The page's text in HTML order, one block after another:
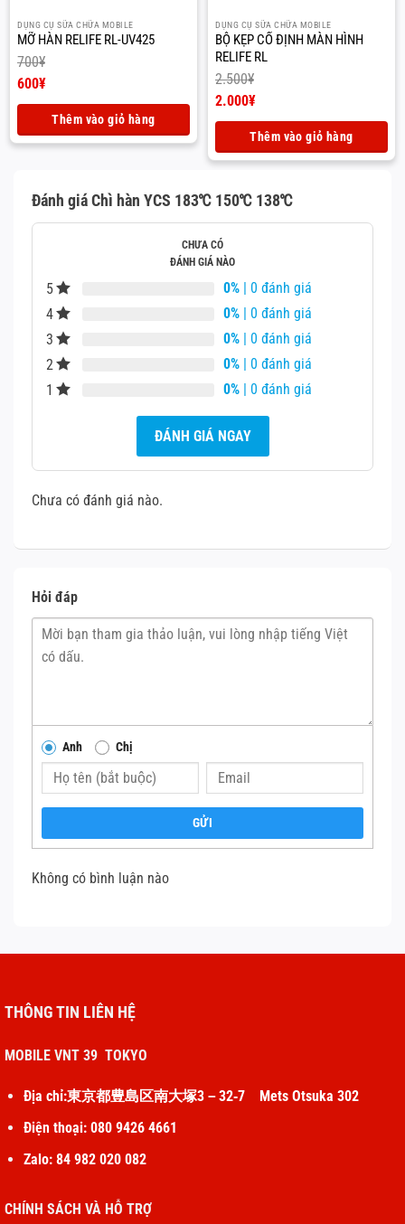
DỤNG CỤ SỮA CHỮA MOBILE
MỠ HÀN RELIFE RL-UV425
700¥
Giá
700¥.
600¥
tại
là:
Thêm vào giỏ hàng
DỤNG CỤ SỮA CHỮA MOBILE
BỘ KẸP CỐ ĐỊNH MÀN HÌNH
RELIFE RL
2.500¥
Giá
2.500¥.
2.000¥
tại
là:
Thêm vào giỏ hàng
Đánh giá Chì hàn YCS 183℃ 150℃ 138℃
CHƯA CÓ
ĐÁNH GIÁ NÀO
5 0% | 0 đánh giá
4
0% | 0 đánh giá
3
0% | 0 đánh giá
2
0% | 0 đánh giá
1
0% | 0 đánh giá
ĐÁNH GIÁ NGAY
Chưa có đánh giá nào.
Hỏi đáp
Anh Chị
GỬI
Không có bình luận nào
THÔNG TIN LIÊN HỆ
MOBILE VNT 39 TOKYO
Địa chỉ:東京都豊島区南大塚3－32‐7 Mets Otsuka 302
Điện thoại: 080 9426 4661
Zalo: 84 982 020 082
CHÍNH SÁCH VÀ HỖ TRỢ